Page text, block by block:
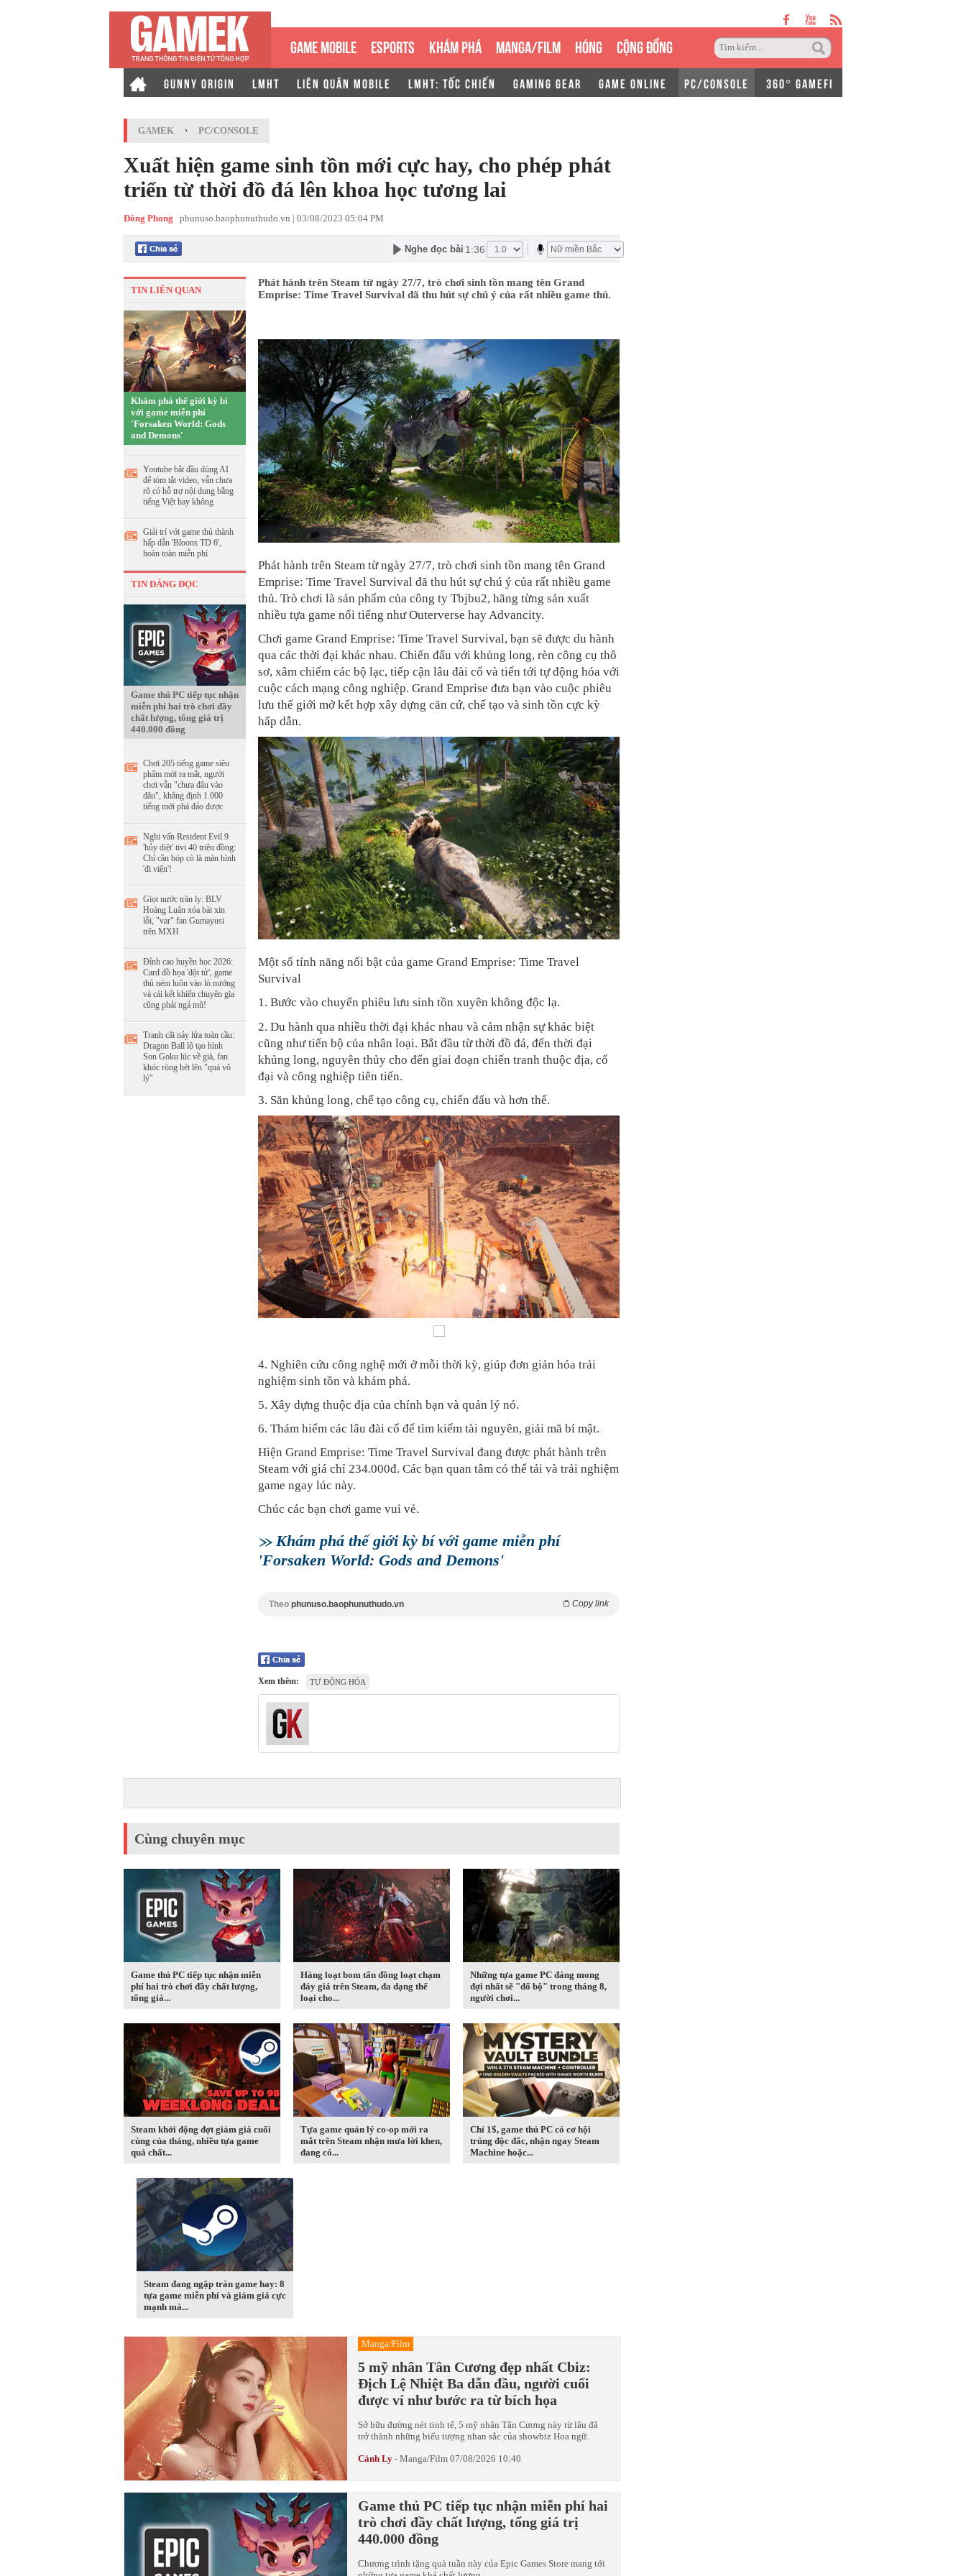
GAME MOBILE ESPORTS KHÁM PHÁ MANGA/FILM HÓNG CỘNG ĐỒNG
GUNNY ORIGIN LMHT LIÊN QUÂN MOBILE LMHT: TỐC CHIẾN GAMING GEAR GAME ONLINE PC/CONSOLE 360° GAMEFI
GAMEK › PC/CONSOLE
Xuất hiện game sinh tồn mới cực hay, cho phép phát
triển từ thời đồ đá lên khoa học tương lai
Đông Phong phunuso.baophunuthudo.vn | 03/08/2023 05:04 PM
Nghe đọc bài 1:36
TIN LIÊN QUAN
Khám phá thế giới kỳ bí
với game miễn phí
'Forsaken World: Gods
and Demons'
Youtube bắt đầu dùng AI
để tóm tắt video, vẫn chưa
rõ có hỗ trợ nội dung bằng
tiếng Việt hay không
Giải trí với game thủ thành
hấp dẫn 'Bloons TD 6',
hoàn toàn miễn phí
TIN ĐÁNG ĐỌC
Game thủ PC tiếp tục nhận
miễn phí hai trò chơi đầy
chất lượng, tổng giá trị
440.000 đồng
Chơi 205 tiếng game siêu
phẩm mới ra mắt, người
chơi vẫn "chưa đâu vào
đâu", khẳng định 1.000
tiếng mới phá đảo được
Nghi vấn Resident Evil 9
'hủy diệt' tivi 40 triệu đồng:
Chỉ cần bóp cò là màn hình
'đi viện'!
Giọt nước tràn ly: BLV
Hoàng Luân xóa bài xin
lỗi, "var" fan Gumayusi
trên MXH
Đỉnh cao huyền học 2026:
Card đồ họa 'đột tử', game
thủ ném luôn vào lò nướng
và cái kết khiến chuyên gia
cũng phải ngả mũ!
Tranh cãi nảy lửa toàn cầu:
Dragon Ball lộ tạo hình
Son Goku lúc về già, fan
khóc ròng hét lên "quá vô
lý"
Phát hành trên Steam từ ngày 27/7, trò chơi sinh tồn mang tên Grand
Emprise: Time Travel Survival đã thu hút sự chú ý của rất nhiều game thủ.
Phát hành trên Steam từ ngày 27/7, trò chơi sinh tồn mang tên Grand
Emprise: Time Travel Survival đã thu hút sự chú ý của rất nhiều game
thủ. Trò chơi là sản phẩm của công ty Tbjbu2, hãng từng sản xuất
nhiều tựa game nổi tiếng như Outerverse hay Advancity.
Chơi game Grand Emprise: Time Travel Survival, bạn sẽ được du hành
qua các thời đại khác nhau. Chiến đấu với khủng long, rèn công cụ thô
sơ, xâm chiếm các bộ lạc, tiếp cận lâu đài cổ và tiến tới tự động hóa với
cuộc cách mạng công nghiệp. Grand Emprise đưa bạn vào cuộc phiêu
lưu thế giới mở kết hợp xây dựng căn cứ, chế tạo và sinh tồn cực kỳ
hấp dẫn.
Một số tính năng nổi bật của game Grand Emprise: Time Travel
Survival
1. Bước vào chuyến phiêu lưu sinh tồn xuyên không độc lạ.
2. Du hành qua nhiều thời đại khác nhau và cảm nhận sự khác biệt
cũng như tiến bộ của nhân loại. Bắt đầu từ thời đồ đá, đến thời đại
khủng long, nguyên thủy cho đến giai đoạn chiến tranh thuộc địa, cổ
đại và công nghiệp tiên tiến.
3. Săn khủng long, chế tạo công cụ, chiến đấu và hơn thế.
4. Nghiên cứu công nghệ mới ở mỗi thời kỳ, giúp đơn giản hóa trải
nghiệm sinh tồn và khám phá.
5. Xây dựng thuộc địa của chính bạn và quản lý nó.
6. Thám hiểm các lâu đài cổ để tìm kiếm tài nguyên, giải mã bí mật.
Hiện Grand Emprise: Time Travel Survival đang được phát hành trên
Steam với giá chỉ 234.000đ. Các bạn quan tâm có thể tải và trải nghiệm
game ngay lúc này.
Chúc các bạn chơi game vui vẻ.
Khám phá thế giới kỳ bí với game miễn phí
'Forsaken World: Gods and Demons'
Theo phunuso.baophunuthudo.vn Copy link
Xem thêm: TỰ ĐỘNG HÓA
Cùng chuyên mục
Game thủ PC tiếp tục nhận miễn
phí hai trò chơi đầy chất lượng,
tổng giá...
Hàng loạt bom tấn đồng loạt chạm
đáy giá trên Steam, đa dạng thể
loại cho...
Những tựa game PC đáng mong
đợi nhất sẽ "đổ bộ" trong tháng 8,
người chơi...
Steam khởi động đợt giảm giá cuối
cùng của tháng, nhiều tựa game
quá chất...
Tựa game quản lý co-op mới ra
mắt trên Steam nhận mưa lời khen,
đang có...
Chỉ 1$, game thủ PC có cơ hội
trúng độc đắc, nhận ngay Steam
Machine hoặc...
Steam đang ngập tràn game hay: 8
tựa game miễn phí và giảm giá cực
mạnh mà...
Manga/Film
5 mỹ nhân Tân Cương đẹp nhất Cbiz:
Địch Lệ Nhiệt Ba dẫn đầu, người cuối
được ví như bước ra từ bích họa
Sở hữu đường nét tinh tế, 5 mỹ nhân Tân Cương này từ lâu đã
trở thành những biểu tượng nhan sắc của showbiz Hoa ngữ.
Cảnh Ly - Manga/Film 07/08/2026 10:40
Game thủ PC tiếp tục nhận miễn phí hai
trò chơi đầy chất lượng, tổng giá trị
440.000 đồng
Chương trình tặng quà tuần này của Epic Games Store mang tới